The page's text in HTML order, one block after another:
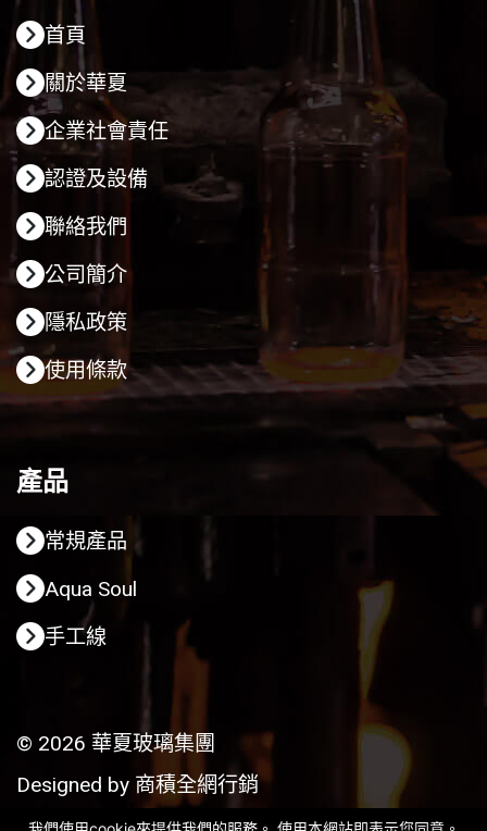
首頁
關於華夏
企業社會責任
認證及設備
聯絡我們
公司簡介
隱私政策
使用條款
產品
常規產品
Aqua Soul
手工線
© 2026 華夏玻璃集團
Designed by 商積全網行銷